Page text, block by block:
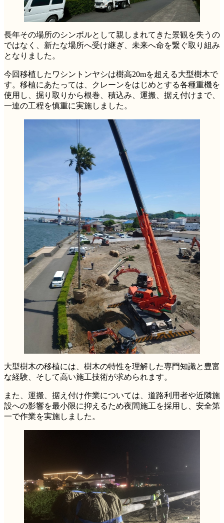
長年その場所のシンボルとして親しまれてきた景観を失うの
ではなく、新たな場所へ受け継ぎ、未来へ命を繋ぐ取り組み
となりました。
今回移植したワシントンヤシは樹高20mを超える大型樹木で
す。移植にあたっては、クレーンをはじめとする各種重機を
使用し、掘り取りから根巻、積込み、運搬、据え付けまで、
一連の工程を慎重に実施しました。
大型樹木の移植には、樹木の特性を理解した専門知識と豊富
な経験、そして高い施工技術が求められます。
また、運搬、据え付け作業については、道路利用者や近隣施
設への影響を最小限に抑えるため夜間施工を採用し、安全第
一で作業を実施しました。